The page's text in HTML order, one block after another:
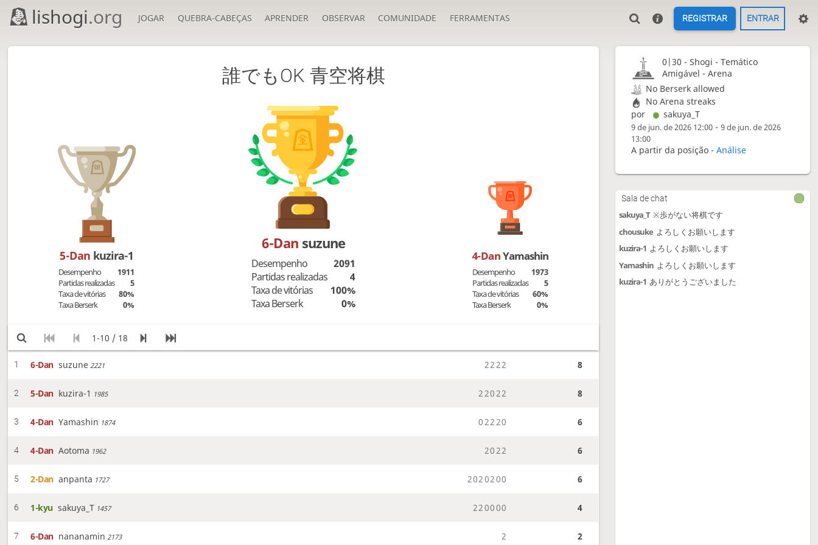
lishogi.org JOGAR QUEBRA-CABEÇAS APRENDER OBSERVAR COMUNIDADE FERRAMENTAS REGISTRAR ENTRAR
0|30 - Shogi - Temático
Amigável - Arena
No Berserk allowed
No Arena streaks
por
sakuya_T
9 de jun. de 2026 12:00 -9 de jun. de 2026
13:00
A partir da posição -Análise
Sala de chat
sakuya_T ※歩がない将棋です
chousuke よろしくお願いします
kuzira-1 よろしくお願いします
Yamashin よろしくお願いします
kuzira-1 ありがとうございました
誰でもOK 青空将棋
5-Dan kuzira-1
Desempenho
1911
Partidas realizadas
5
Taxa de vitórias
80%
Taxa Berserk
0%
6-Dan suzune
Desempenho
2091
Partidas realizadas
4
Taxa de vitórias
100%
Taxa Berserk
0%
4-DanYamashin
Desempenho
1973
Partidas realizadas
5
Taxa de vitórias
60%
Taxa Berserk
0%
1-10 / 18
1 6-Dan suzune 2221 2222 8
2 5-Dan kuzira-1 1985 22022 8
3 4-Dan Yamashin 1874 02220 6
4 4-Dan Aotoma 1962 2022 6
5 2-Dan anpanta 1727 2020200 6
6 1-kyu sakuya_T 1457 220000 4
7 6-Dan nananamin 2173 2 2